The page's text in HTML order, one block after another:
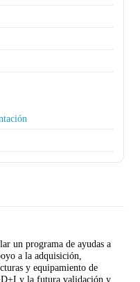
un programa de ayudas a
a la adquisición,
y equipamiento de
y la futura validación y